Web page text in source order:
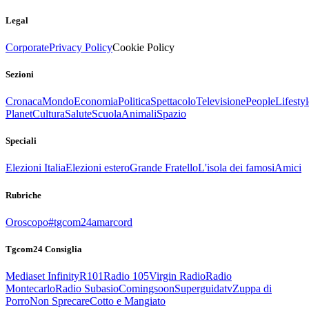
Legal
CorporatePrivacy PolicyCookie Policy
Sezioni
CronacaMondoEconomiaPoliticaSpettacoloTelevisionePeople
PlanetCulturaSaluteScuolaAnimaliSpazio
Speciali
Elezioni ItaliaElezioni esteroGrande FratelloL'isola dei famosiAmici
Rubriche
Oroscopo#tgcom24amarcord
Tgcom24 Consiglia
Mediaset InfinityR101Radio 105Virgin RadioRadio
MontecarloRadio SubasioComingsoonSuperguidatvZuppa di
PorroNon SprecareCotto e Mangiato